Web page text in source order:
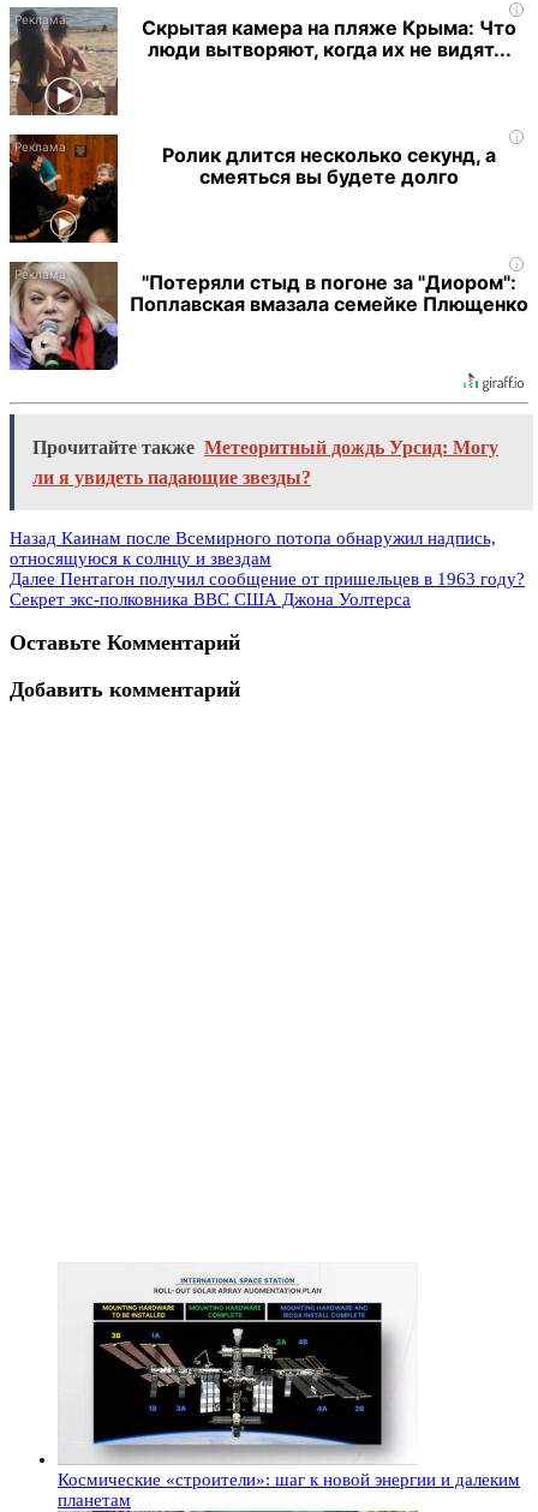
i
Скрытая камера на пляже Крыма: Что
люди вытворяют, когда их не видят...
i
Ролик длится несколько секунд, а
смеяться вы будете долго
i
"Потеряли стыд в погоне за "Диором":
Поплавская вмазала семейке Плющенко
Прочитайте также Метеоритный дождь Урсид: Могу
ли я увидеть падающие звезды?
Назад Каинам после Всемирного потопа обнаружил надпись,
относящуюся к солнцу и звездам
Далее Пентагон получил сообщение от пришельцев в 1963 году?
Секрет экс-полковника ВВС США Джона Уолтерса
Оставьте Комментарий
Добавить комментарий
Космические «строители»: шаг к новой энергии и далеким
планетам